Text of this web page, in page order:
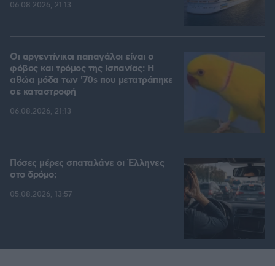
06.08.2026, 21:13
Οι αργεντίνικοι παπαγάλοι είναι ο
φόβος και τρόμος της Ισπανίας: Η
αθώα μόδα των '70s που μετατράπηκε
σε καταστροφή
06.08.2026, 21:13
Πόσες μέρες σπαταλάνε οι Έλληνες
στο δρόμο;
05.08.2026, 13:57